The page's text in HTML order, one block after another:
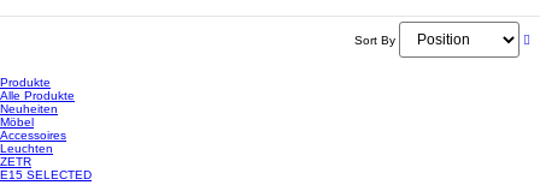
Sort By
Produkte
Alle Produkte
Neuheiten
Möbel
Accessoires
Leuchten
ZETR
E15 SELECTED